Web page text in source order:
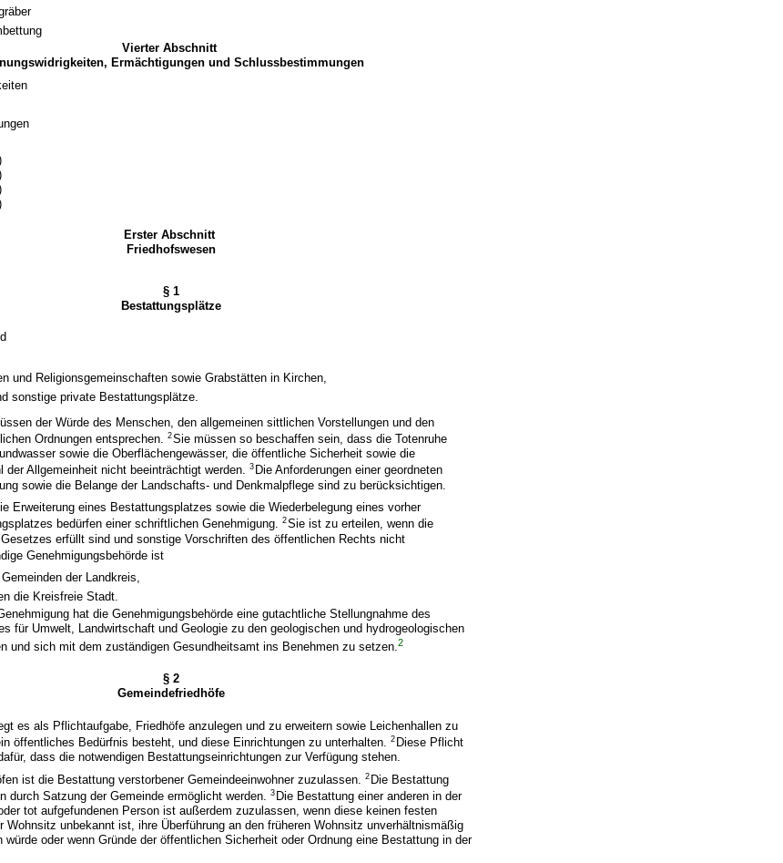
Vierter Abschnitt
Ermächtigungen und Schlussbestimmungen
Erster Abschnitt
Friedhofswesen
§ 1
Bestattungsplätze
und Religionsgemeinschaften sowie Grabstätten in Kirchen,
sonstige private Bestattungsplätze.
der Würde des Menschen, den allgemeinen sittlichen Vorstellungen und den
Ordnungen entsprechen.2Sie müssen so beschaffen sein, dass die Totenruhe
sowie die Oberflächengewässer, die öffentliche Sicherheit sowie die
der Allgemeinheit nicht beeinträchtigt werden.3 Die Anforderungen einer geordneten
sowie die Belange der Landschafts- und Denkmalpflege sind zu berücksichtigen.
Erweiterung eines Bestattungsplatzes sowie die Wiederbelegung eines vorher
bedürfen einer schriftlichen Genehmigung.2Sie ist zu erteilen, wenn die
erfüllt sind und sonstige Vorschriften des öffentlichen Rechts nicht
Genehmigungsbehörde ist
der Landkreis,
die Kreisfreie Stadt.
hat die Genehmigungsbehörde eine gutachtliche Stellungnahme des
für Umwelt, Landwirtschaft und Geologie zu den geologischen und hydrogeologischen
und sich mit dem zuständigen Gesundheitsamt ins Benehmen zu setzen.2
§ 2
Gemeindefriedhöfe
es als Pflichtaufgabe, Friedhöfe anzulegen und zu erweitern sowie Leichenhallen zu
öffentliches Bedürfnis besteht, und diese Einrichtungen zu unterhalten.2 Diese Pflicht
dass die notwendigen Bestattungseinrichtungen zur Verfügung stehen.
ist die Bestattung verstorbener Gemeindeeinwohner zuzulassen.2 Die Bestattung
durch Satzung der Gemeinde ermöglicht werden.3 Die Bestattung einer anderen in der
tot aufgefundenen Person ist außerdem zuzulassen, wenn diese keinen festen
Wohnsitz unbekannt ist, ihre Überführung an den früheren Wohnsitz unverhältnismäßig
würde oder wenn Gründe der öffentlichen Sicherheit oder Ordnung eine Bestattung in der